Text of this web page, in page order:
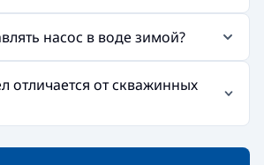
насос в воде зимой?
отличается от скважинных